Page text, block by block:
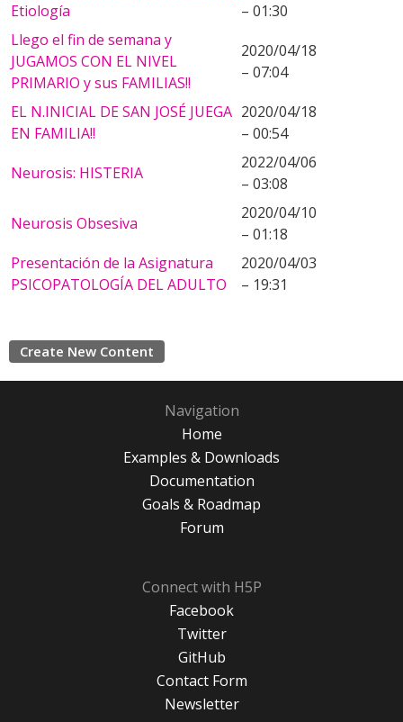
Etiología
– 01:30
Llego el fin de semana y
JUGAMOS CON EL NIVEL
PRIMARIO y sus FAMILIAS!!
2020/04/18
– 07:04
EL N.INICIAL DE SAN JOSÉ JUEGA
EN FAMILIA!!
2020/04/18
– 00:54
Neurosis: HISTERIA
2022/04/06
– 03:08
Neurosis Obsesiva
2020/04/10
– 01:18
Presentación de la Asignatura
PSICOPATOLOGÍA DEL ADULTO
2020/04/03
– 19:31
Create New Content
Navigation
Home
Examples & Downloads
Documentation
Goals & Roadmap
Forum
Connect with H5P
Facebook
Twitter
GitHub
Contact Form
Newsletter